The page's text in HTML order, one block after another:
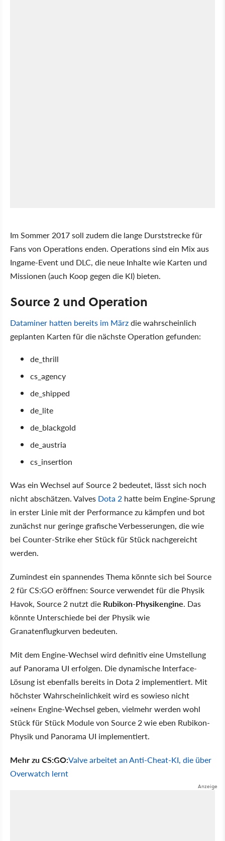
Im Sommer 2017 soll zudem die lange Durststrecke für
Fans von Operations enden. Operations sind ein Mix aus
Ingame-Event und DLC, die neue Inhalte wie Karten und
Missionen (auch Koop gegen die KI) bieten.
Source 2 und Operation
Dataminer hatten bereits im Märzdie wahrscheinlich
geplanten Karten für die nächste Operation gefunden:
de_thrill
cs_agency
de_shipped
de_lite
de_blackgold
de_austria
cs_insertion
Was ein Wechsel auf Source 2 bedeutet, lässt sich noch
nicht abschätzen. Valves Dota 2 hatte beim Engine-Sprung
in erster Linie mit der Performance zu kämpfen und bot
zunächst nur geringe grafische Verbesserungen, die wie
bei Counter-Strike eher Stück für Stück nachgereicht
werden.
Zumindest ein spannendes Thema könnte sich bei Source
2 für CS:GO eröffnen: Source verwendet für die Physik
Havok, Source 2 nutzt die Rubikon-Physikengine. Das
könnte Unterschiede bei der Physik wie
Granatenflugkurven bedeuten.
Mit dem Engine-Wechsel wird definitiv eine Umstellung
auf Panorama UI erfolgen. Die dynamische Interface-
Lösung ist ebenfalls bereits in Dota 2 implementiert. Mit
höchster Wahrscheinlichkeit wird es sowieso nicht
»einen« Engine-Wechsel geben, vielmehr werden wohl
Stück für Stück Module von Source 2 wie eben Rubikon-
Physik und Panorama UI implementiert.
Mehr zu CS:GO:Valve arbeitet an Anti-Cheat-KI, die über
Overwatch lernt